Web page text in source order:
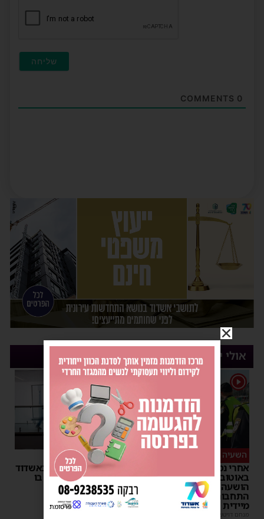
0
אולי יעניין אותך
1
השעיה מיידית
אחרי נסיעת האימים
באוטובוס מאשדוד: הנהג
הושעה מתפקידו – משרד
התחבורה הורה על בדיקה
מיידית
מנחם דויטש
ליבו שב לפעום
אדם התמוטט בביתו באשדוד
– כוחות ההצלה ביצעו בו
פעולות החייאה
מנחם דויטש |
17:35
פרסומת